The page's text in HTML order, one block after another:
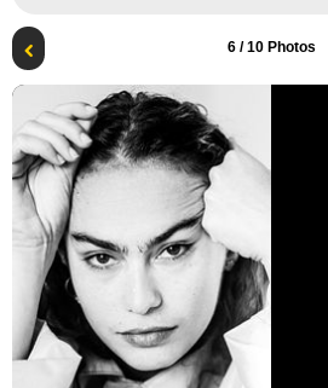
6/ 10 Photos